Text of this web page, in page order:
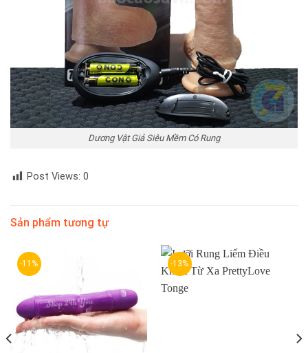
Dương Vật Giả Siêu Mềm Có Rung
Post Views: 0
Sản phẩm tương tự
-11% -13%